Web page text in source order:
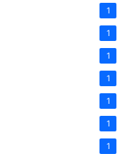
1
1
1
1
1
1
1